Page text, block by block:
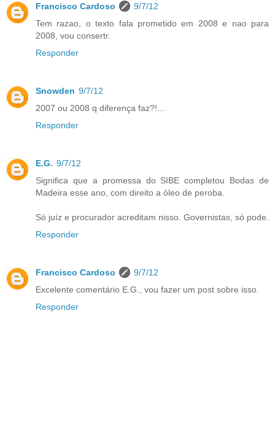
Francisco Cardoso
9/7/12
Tem razao, o texto fala prometido em 2008 e nao para
2008, vou consertr.
Responder
Snowden 9/7/12
2007 ou 2008 q diferença faz?!...
Responder
E.G. 9/7/12
Significa que a promessa do SIBE completou Bodas de
Madeira esse ano, com direito a óleo de peroba.
Só juíz e procurador acreditam nisso. Governistas, só pode.
Responder
Francisco Cardoso
9/7/12
Excelente comentário E.G., vou fazer um post sobre isso.
Responder